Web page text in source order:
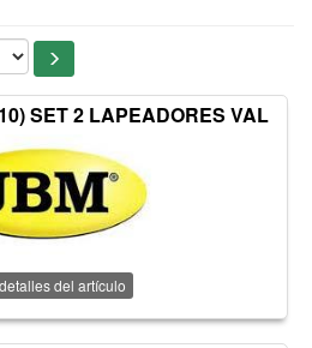
SET 2 LAPEADORES VAL
del artículo